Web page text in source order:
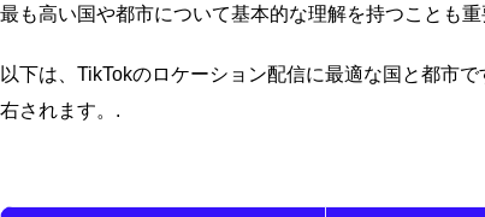
最も高い国や都市について基本的な理解を持つことも重
以下は、TikTokのロケーション配信に最適な国と都市
右されます。.